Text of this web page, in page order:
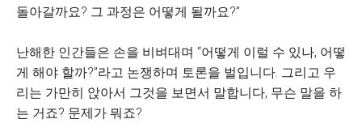
돌아갈까요? 그 과정은 어떻게 될까요?”
난해한 인간들은 손을 비벼대며 “어떻게 이럴 수 있나, 어떻
게 해야 할까?”라고 논쟁하며 토론을 벌입니다. 그리고 우
리는 가만히 앉아서 그것을 보면서 말합니다, 무슨 말을 하
는 거죠? 문제가 뭐죠?